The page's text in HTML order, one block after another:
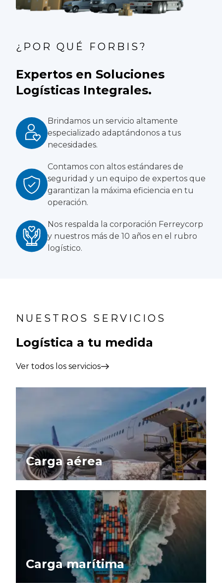
¿POR QUÉ FORBIS?
Expertos en Soluciones
Logísticas Integrales.
Brindamos un servicio altamente
especializado adaptándonos a tus
necesidades.
Contamos con altos estándares de
seguridad y un equipo de expertos que
garantizan la máxima eficiencia en tu
operación.
Nos respalda la corporación Ferreycorp
y nuestros más de 10 años en el rubro
logístico.
NUESTROS SERVICIOS
Logística a tu medida
Ver todos los servicios
Carga aérea
Carga marítima